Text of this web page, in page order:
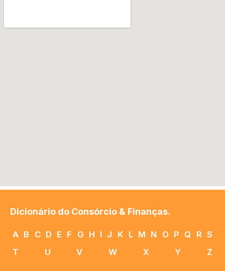
Dicionário do Consórcio & Finanças.
A B C D E F G H I J K L M N O P Q R S
T
U V W X Y Z